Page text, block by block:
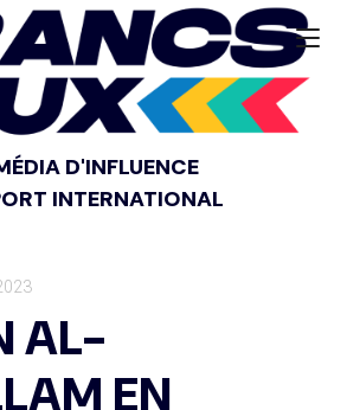
D'INFLUENCE
INTERNATIONAL
AL-
EN